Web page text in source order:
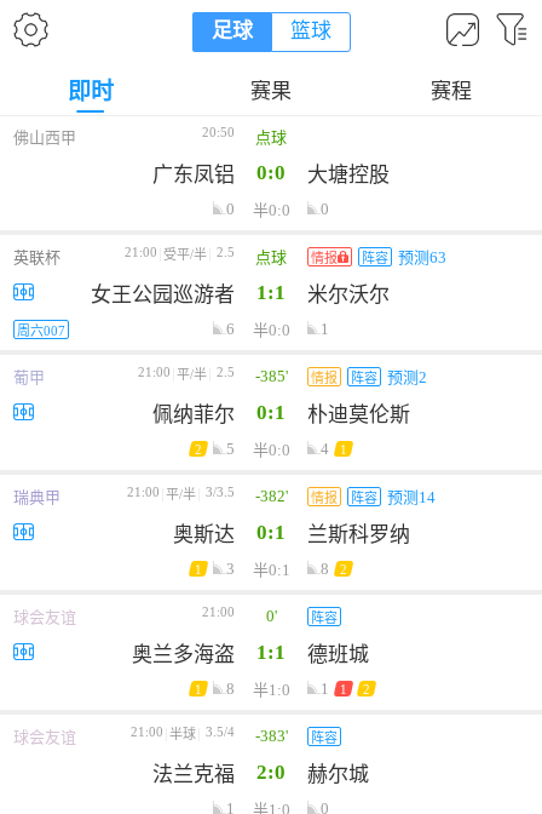
足球 篮球
即时 赛果 赛程
佛山西甲 20:50 点球
广东凤铝 0:0 大塘控股
0 半0:0 0
英联杯 21:00 受平/半 2.5 点球 情报 阵容 预测63
女王公园巡游者 1:1 米尔沃尔
周六007 6 半0:0 1
葡甲 21:00 平/半 2.5 -385' 情报 阵容 预测2
佩纳菲尔 0:1 朴迪莫伦斯
2 5 半0:0 4 1
瑞典甲 21:00 平/半 3/3.5 -382' 情报 阵容 预测14
奥斯达 0:1 兰斯科罗纳
1 3 半0:1 8 2
球会友谊 21:00 0' 阵容
奥兰多海盗 1:1 德班城
1 8 半1:0 1 1 2
球会友谊 21:00 半球 3.5/4 -383' 阵容
法兰克福 2:0 赫尔城
1 半1:0 0